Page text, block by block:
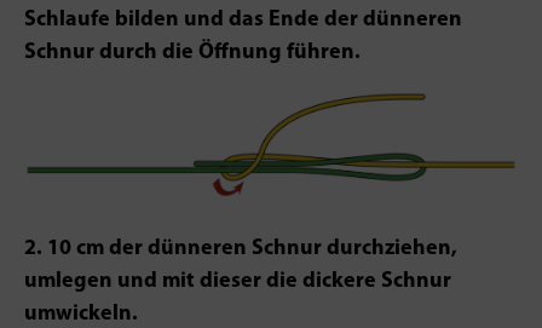
Schlaufe bilden und das Ende der dünneren
Schnur durch die Öffnung führen.
2. 10 cm der dünneren Schnur durchziehen,
umlegen und mit dieser die dickere Schnur
umwickeln.